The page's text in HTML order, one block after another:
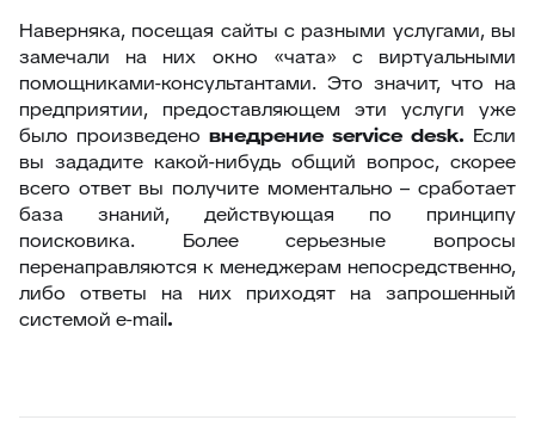
Наверняка, посещая сайты с разными услугами, вы
замечали на них окно «чата» с виртуальными
помощниками-консультантами. Это значит, что на
предприятии, предоставляющем эти услуги уже
было произведено внедрение service desk. Если
вы зададите какой-нибудь общий вопрос, скорее
всего ответ вы получите моментально – сработает
база знаний, действующая по принципу
поисковика. Более серьезные вопросы
перенаправляются к менеджерам непосредственно,
либо ответы на них приходят на запрошенный
системой e-mail.